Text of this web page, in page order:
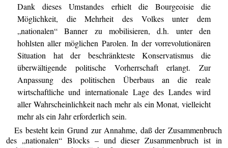
Dank dieses Umstandes erhielt die Bourgeoisie die
Möglichkeit, die Mehrheit des Volkes unter dem
„nationalen“ Banner zu mobilisieren, d.h. unter den
hohlsten aller möglichen Parolen. In der vorrevolutionären
Situation hat der beschränkteste Konservatismus die
überwältigende politische Vorherrschaft erlangt. Zur
Anpassung des politischen Überbaus an die reale
wirtschaftliche und internationale Lage des Landes wird
aller Wahrscheinlichkeit nach mehr als ein Monat, vielleicht
mehr als ein Jahr erforderlich sein.
Es besteht kein Grund zur Annahme, daß der Zusammenbruch
des „nationalen“ Blocks – und dieser Zusammenbruch ist in